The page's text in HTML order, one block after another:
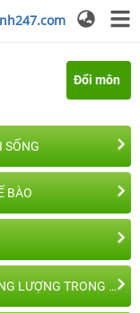
Đổi môn
SỐNG
BÀO
CHƯƠNG 4: CHUYỂN HÓA VẬT CHẤT VÀ NĂNG LƯỢNG TRONG TẾ BÀO